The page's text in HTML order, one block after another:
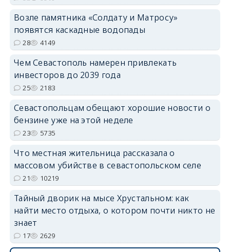
Возле памятника «Солдату и Матросу»
появятся каскадные водопады
28 4149
Чем Севастополь намерен привлекать
инвесторов до 2039 года
25 2183
Севастопольцам обещают хорошие новости о
бензине уже на этой неделе
23 5735
Что местная жительница рассказала о
массовом убийстве в севастопольском селе
21 10219
Тайный дворик на мысе Хрустальном: как
найти место отдыха, о котором почти никто не
знает
17 2629